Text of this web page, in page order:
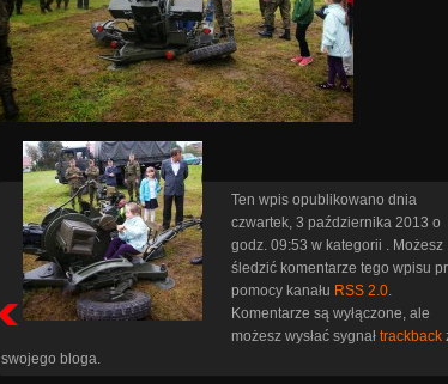
Ten wpis opublikowano dnia
czwartek, 3 października 2013 o
godz. 09:53 w kategorii . Możesz
śledzić komentarze tego wpisu
pomocy kanału RSS 2.0
Komentarze są wyłączone, ale
możesz wysłać sygnał trackback
swojego bloga.